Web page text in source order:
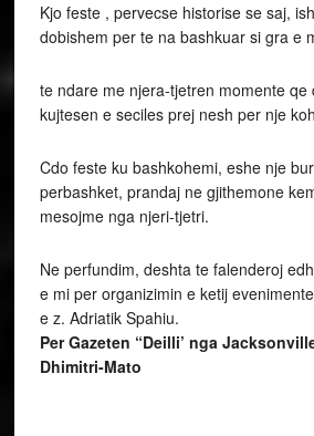
Kjo feste , pervecse historise se saj,
dobishem per te na bashkuar si gra e
te ndare me njera-tjetren momente qe
kujtesen e seciles prej nesh per nje
Cdo feste ku bashkohemi, eshe nje
perbashket, prandaj ne gjithemone
mesojme nga njeri-tjetri.
Ne perfundim, deshta te falenderoj
e mi per organizimin e ketij
e z. Adriatik Spahiu.
Per Gazeten “Deilli’ nga
Dhimitri-Mato